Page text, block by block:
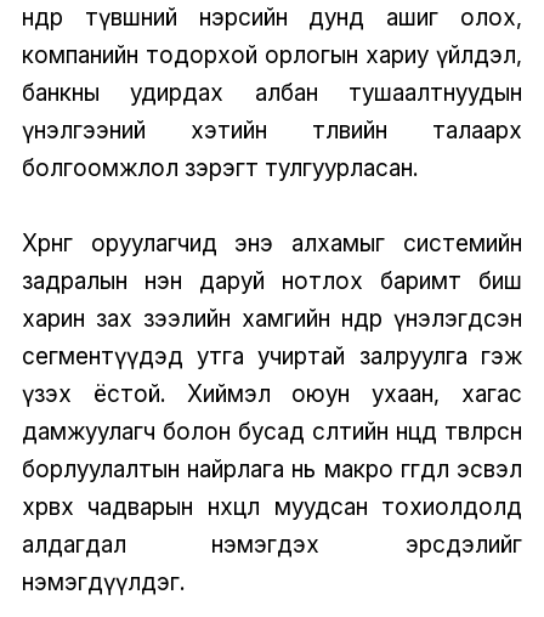
өндөр түвшний нэрсийн дунд ашиг олох,
компанийн тодорхой орлогын хариу үйлдэл,
банкны удирдах албан тушаалтнуудын
үнэлгээний хэтийн төлөвийн талаарх
болгоомжлол зэрэгт тулгуурласан.
Хөрөнгө оруулагчид энэ алхамыг системийн
задралын нэн даруй нотлох баримт биш
харин зах зээлийн хамгийн өндөр үнэлэгдсэн
сегментүүдэд утга учиртай залруулга гэж
үзэх ёстой. Хиймэл оюун ухаан, хагас
дамжуулагч болон бусад өсөлтийн нөөцөд төвлөрсөн
борлуулалтын найрлага нь макро өгөгдөл эсвэл
хөрвөх чадварын нөхцөл муудсан тохиолдолд
алдагдал нэмэгдэх эрсдэлийг
нэмэгдүүлдэг.